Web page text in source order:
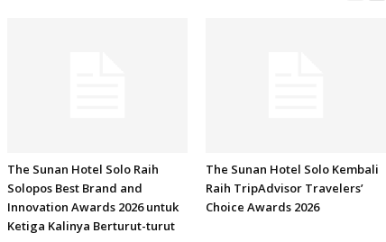
The Sunan Hotel Solo Raih
Solopos Best Brand and
Innovation Awards 2026 untuk
Ketiga Kalinya Berturut-turut
The Sunan Hotel Solo Kembali
Raih TripAdvisor Travelers’
Choice Awards 2026